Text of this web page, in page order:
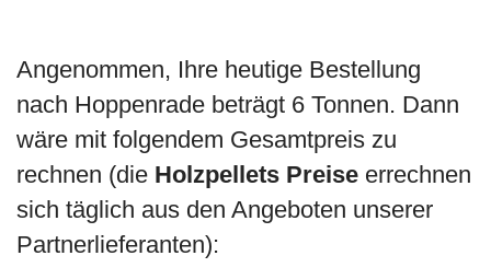
Angenommen, Ihre heutige Bestellung
nach Hoppenrade beträgt 6 Tonnen. Dann
wäre mit folgendem Gesamtpreis zu
rechnen (die Holzpellets Preise errechnen
sich täglich aus den Angeboten unserer
Partnerlieferanten):